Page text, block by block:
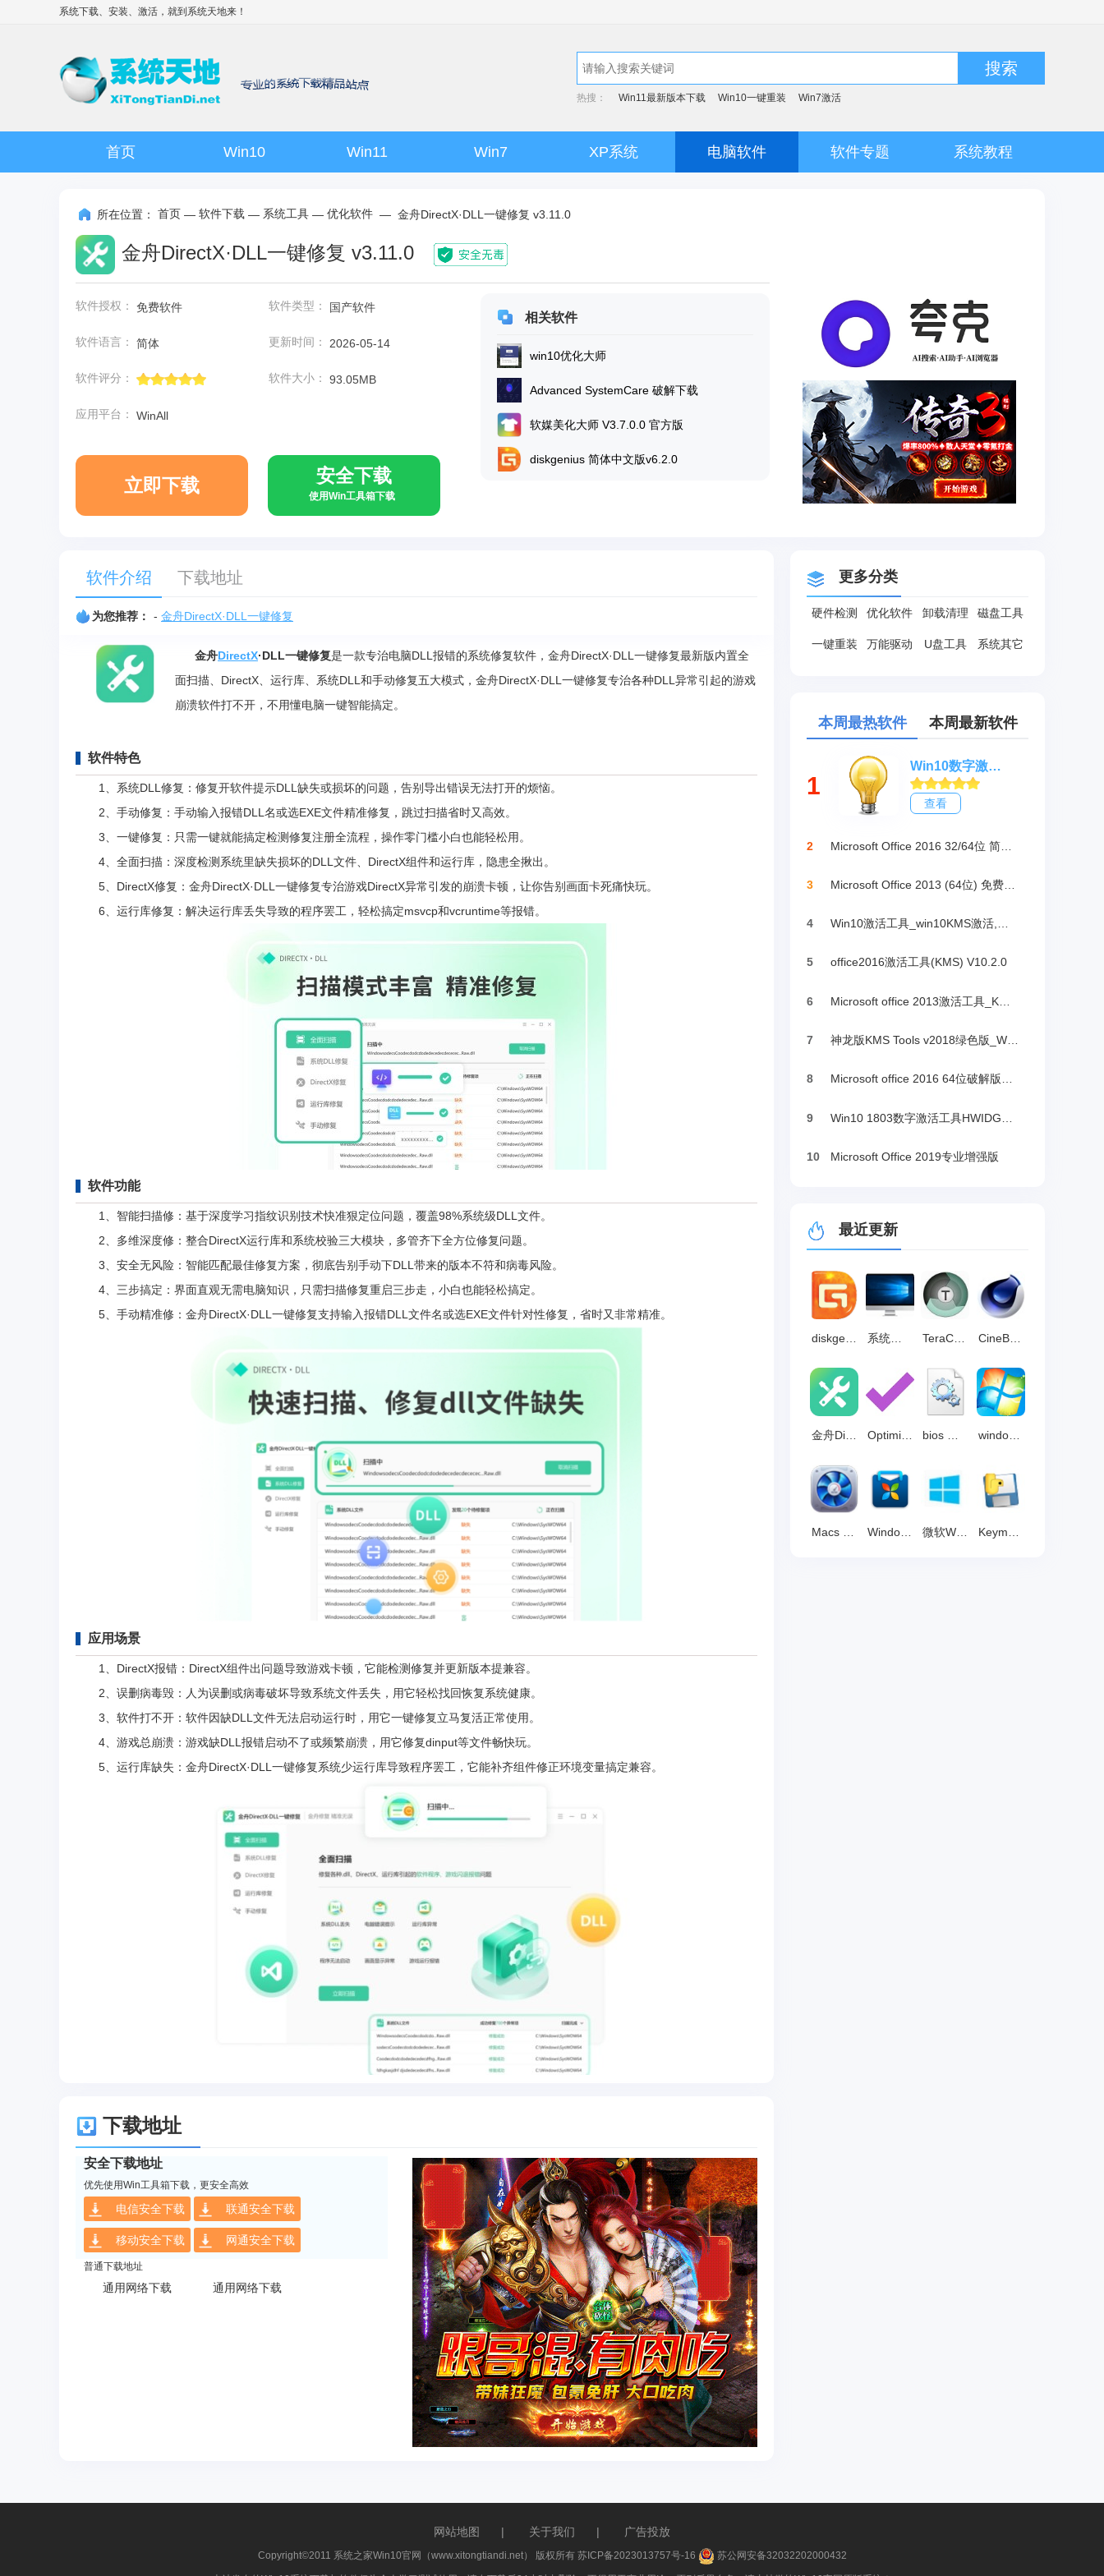
系统下载、安装、激活，就到 系统天地来！
搜索
热搜： Win11最新版本下载 Win10一键重装 Win7激活
首页 Win10 Win11 Win7 XP系统 电脑软件 软件专题 系统教程
所在位置： 首页 — 软件下载 — 系统工具 — 优化软件 — 金舟DirectX·DLL一键修复 v3.11.0
金舟DirectX·DLL一键修复 v3.11.0
软件授权： 免费软件 软件类型： 国产软件
软件语言： 简体 更新时间： 2026-05-14
软件评分： 软件大小： 93.05MB
应用平台： WinAll
立即下载 安全下载
使用Win工具箱下载
相关软件
win10优化大师
Advanced SystemCare 破解下载
软媒美化大师 V3.7.0.0 官方版
diskgenius 简体中文版v6.2.0
软件介绍 下载地址
为您推荐： - 金舟DirectX·DLL一键修复
金舟DirectX·DLL一键修复是一款专治电脑DLL报错的系统修复软件，金舟DirectX·DLL一键修复最新版内置全
面扫描、DirectX、运行库、系统DLL和手动修复五大模式，金舟DirectX·DLL一键修复专治各种DLL异常引起的游戏
崩溃软件打不开，不用懂电脑一键智能搞定。
软件特色
1、系统DLL修复：修复开软件提示DLL缺失或损坏的问题，告别导出错误无法打开的烦恼。
2、手动修复：手动输入报错DLL名或选EXE文件精准修复，跳过扫描省时又高效。
3、一键修复：只需一键就能搞定检测修复注册全流程，操作零门槛小白也能轻松用。
4、全面扫描：深度检测系统里缺失损坏的DLL文件、DirectX组件和运行库，隐患全揪出。
5、DirectX修复：金舟DirectX·DLL一键修复专治游戏DirectX异常引发的崩溃卡顿，让你告别画面卡死痛快玩。
6、运行库修复：解决运行库丢失导致的程序罢工，轻松搞定msvcp和vcruntime等报错。
软件功能
1、智能扫描修：基于深度学习指纹识别技术快准狠定位问题，覆盖98%系统级DLL文件。
2、多维深度修：整合DirectX运行库和系统校验三大模块，多管齐下全方位修复问题。
3、安全无风险：智能匹配最佳修复方案，彻底告别手动下DLL带来的版本不符和病毒风险。
4、三步搞定：界面直观无需电脑知识，只需扫描修复重启三步走，小白也能轻松搞定。
5、手动精准修：金舟DirectX·DLL一键修复支持输入报错DLL文件名或选EXE文件针对性修复，省时又非常精准。
应用场景
1、DirectX报错：DirectX组件出问题导致游戏卡顿，它能检测修复并更新版本提兼容。
2、误删病毒毁：人为误删或病毒破坏导致系统文件丢失，用它轻松找回恢复系统健康。
3、软件打不开：软件因缺DLL文件无法启动运行时，用它一键修复立马复活正常使用。
4、游戏总崩溃：游戏缺DLL报错启动不了或频繁崩溃，用它修复dinput等文件畅快玩。
5、运行库缺失：金舟DirectX·DLL一键修复系统少运行库导致程序罢工，它能补齐组件修正环境变量搞定兼容。
下载地址
安全下载地址
优先使用Win工具箱下载，更安全高效
电信安全下载 联通安全下载
移动安全下载 网通安全下载
普通下载地址
通用网络下载 通用网络下载
更多分类
硬件检测 优化软件 卸载清理 磁盘工具
一键重装 万能驱动 U盘工具 系统其它
本周最热软件 本周最新软件
1
Win10数字激活HWIDGen_最新win10激活工具
查看
2
3
4
5 office2016激活工具(KMS) V10.2.0
6
7
8 Microsoft office 2016 64位破解版下载
9
10 Microsoft Office 2019专业增强版
最近更新
系统之家装机大师 官方版 CineBench R15 中文版 v15.0.3.7
Optimizer 官方版v16.6 windows pe v8.2
Windows软件管家 官方版3.12.10
网站地图 | 关于我们 | 广告投放
Copyright©2011 系统之家Win10官网（www.xitongtiandi.net） 版权所有 苏ICP备2023013757号-16 苏公网安备32032202000432